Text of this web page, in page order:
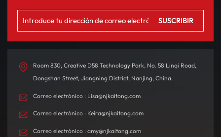
Room 830, Creative D58 Technology Park, No. 58 Linqi Road,
Dongshan Street, Jiangning District, Nanjing, China.
Correo electrónico : Lisa@njkaitong.com
Correo electrónico : Keira@njkaitong.com
Correo electrónico : amy@njkaitong.com